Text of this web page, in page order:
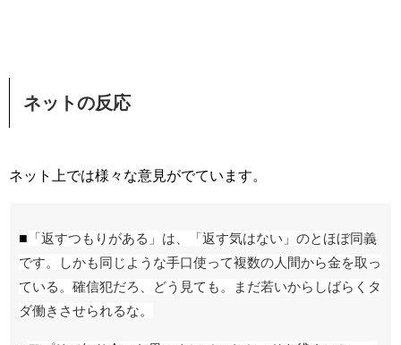
ネットの反応
ネット上では様々な意見がでています。
■ 「返すつもりがある」は、「返す気はない」のとほぼ同義
です。しかも同じような手口使って複数の人間から金を取っ
ている。確信犯だろ、どう見ても。まだ若いからしばらくタ
ダ働きさせられるな。